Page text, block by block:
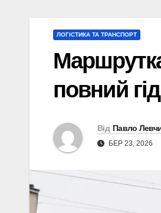
ЛОГІСТИКА ТА ТРАНСПОРТ
повний
Від Павло
БЕР 23, 2026